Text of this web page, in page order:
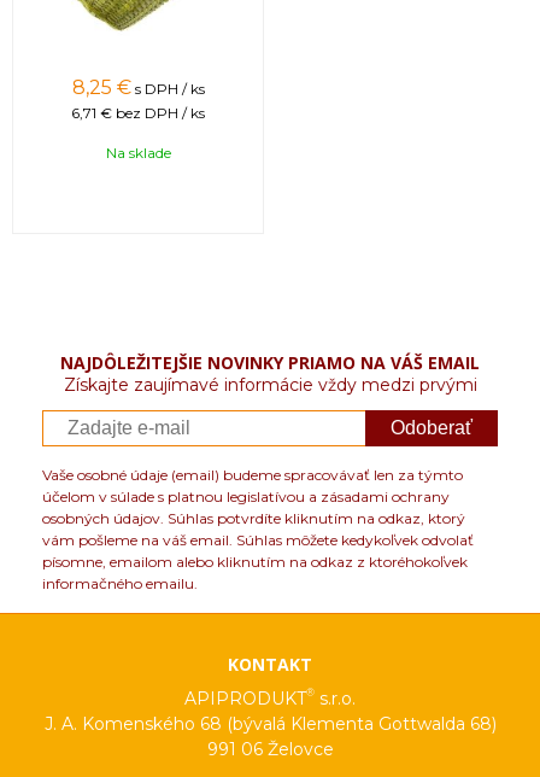
8,25 € s DPH / ks
6,71 € bez DPH / ks
Na sklade
NAJDÔLEŽITEJŠIE NOVINKY PRIAMO NA VÁŠ EMAIL
Získajte zaujímavé informácie vždy medzi prvými
Odoberať
Vaše osobné údaje (email) budeme spracovávať len za týmto
účelom v súlade s platnou legislatívou a zásadami ochrany
osobných údajov. Súhlas potvrdíte kliknutím na odkaz, ktorý
vám pošleme na váš email. Súhlas môžete kedykoľvek odvolať
písomne, emailom alebo kliknutím na odkaz z ktoréhokoľvek
informačného emailu.
KONTAKT
APIPRODUKT® s.r.o.
J. A. Komenského 68 (bývalá Klementa Gottwalda 68)
991 06 Želovce